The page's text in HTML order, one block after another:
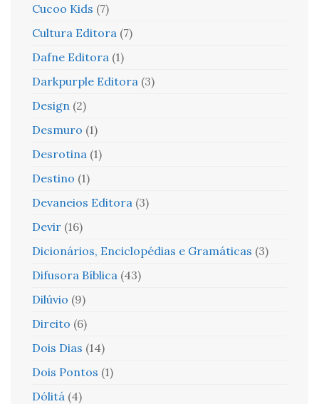
Cucoo Kids (7)
Cultura Editora (7)
Dafne Editora (1)
Darkpurple Editora (3)
Design (2)
Desmuro (1)
Desrotina (1)
Destino (1)
Devaneios Editora (3)
Devir (16)
Dicionários, Enciclopédias e Gramáticas (3)
Difusora Bíblica (43)
Dilúvio (9)
Direito (6)
Dois Dias (14)
Dois Pontos (1)
Dólitá (4)